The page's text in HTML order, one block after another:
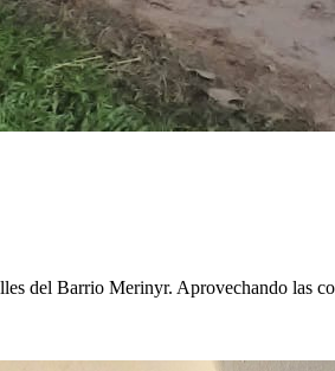
del Barrio Merinyr. Aprovechando las